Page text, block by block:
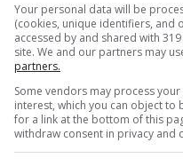
il secondo
serrato conStephan
in fase di non
Your personal data will be
(cookies, unique identifiers, and
accessed by and shared with
site. We and our partners may
partners.
Some vendors may process
interest, which you can object
for a link at the bottom of this
withdraw consent in privacy and